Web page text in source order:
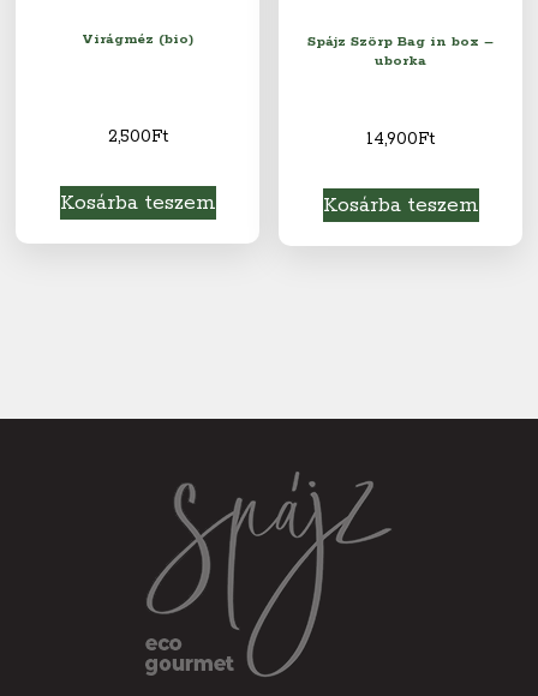
Virágméz (bio)
2,500Ft
Kosárba teszem
Spájz Szörp Bag in box –
uborka
14,900Ft
Kosárba teszem